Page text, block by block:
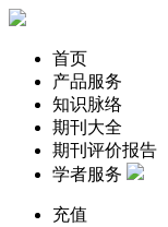
首页
产品服务
知识脉络
期刊大全
期刊评价报告
学者服务
充值